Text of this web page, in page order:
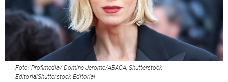
Foto: Profimedia/ Domine Jerome/ABACA, Shutterstock
EditorialShutterstock Editorial